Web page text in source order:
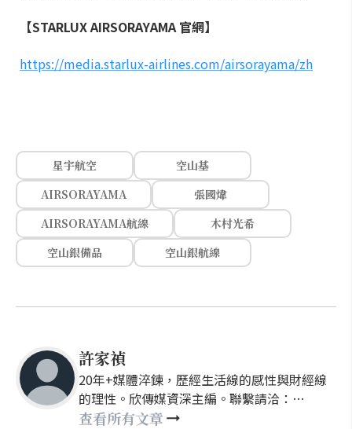
【STARLUX AIRSORAYAMA 官網】
https://media.starlux-airlines.com/airsorayama/zh
星宇航空
空山基
AIRSORAYAMA
張國煒
AIRSORAYAMA航線
木村光希
空山銀備品
空山銀航線
許家禎
20年+媒體淬鍊，歷經生活線的感性與財經線
的理性。欣傳媒資深主編。聯繫請洽：
nellyhsu@xinmedia.com
查看所有文章